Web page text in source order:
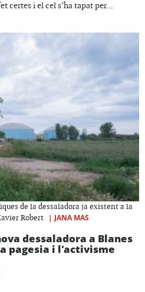
certes i el cel s’ha tapat per...
de la dessaladora ja existent a la
Robert
| JANA MAS
dessaladora a Blanes
pagesia i l'activisme